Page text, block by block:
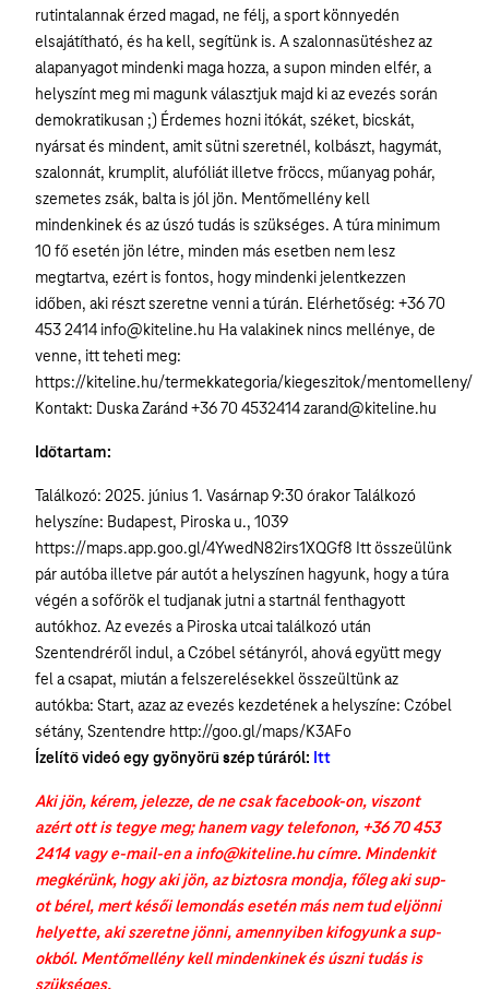
rutintalannak érzed magad, ne félj, a sport könnyedén
elsajátítható, és ha kell, segítünk is. A szalonnasütéshez az
alapanyagot mindenki maga hozza, a supon minden elfér, a
helyszínt meg mi magunk választjuk majd ki az evezés során
demokratikusan ;) Érdemes hozni itókát, széket, bicskát,
nyársat és mindent, amit sütni szeretnél, kolbászt, hagymát,
szalonnát, krumplit, alufóliát illetve fröccs, műanyag pohár,
szemetes zsák, balta is jól jön. Mentőmellény kell
mindenkinek és az úszó tudás is szükséges. A túra minimum
10 fő esetén jön létre, minden más esetben nem lesz
megtartva, ezért is fontos, hogy mindenki jelentkezzen
időben, aki részt szeretne venni a túrán. Elérhetőség: +36 70
453 2414 info@kiteline.hu Ha valakinek nincs mellénye, de
venne, itt teheti meg:
https://kiteline.hu/termekkategoria/kiegeszitok/mentomelleny/
Kontakt: Duska Zaránd +36 70 4532414 zarand@kiteline.hu
Időtartam:
Találkozó: 2025. június 1. Vasárnap 9:30 órakor Találkozó
helyszíne: Budapest, Piroska u., 1039
https://maps.app.goo.gl/4YwedN82irs1XQGf8 Itt összeülünk
pár autóba illetve pár autót a helyszínen hagyunk, hogy a túra
végén a sofőrök el tudjanak jutni a startnál fenthagyott
autókhoz. Az evezés a Piroska utcai találkozó után
Szentendréről indul, a Czóbel sétányról, ahová együtt megy
fel a csapat, miután a felszerelésekkel összeültünk az
autókba: Start, azaz az evezés kezdetének a helyszíne: Czóbel
sétány, Szentendre http://goo.gl/maps/K3AFo
Ízelítő videó egy gyönyörű szép túráról: Itt
Aki jön, kérem, jelezze, de ne csak facebook-on, viszont
azért ott is tegye meg; hanem vagy telefonon, +36 70 453
2414 vagy e-mail-en a info@kiteline.hu címre. Mindenkit
megkérünk, hogy aki jön, az biztosra mondja, főleg aki sup-
ot bérel, mert késői lemondás esetén más nem tud eljönni
helyette, aki szeretne jönni, amennyiben kifogyunk a sup-
okból. Mentőmellény kell mindenkinek és úszni tudás is
szükséges.